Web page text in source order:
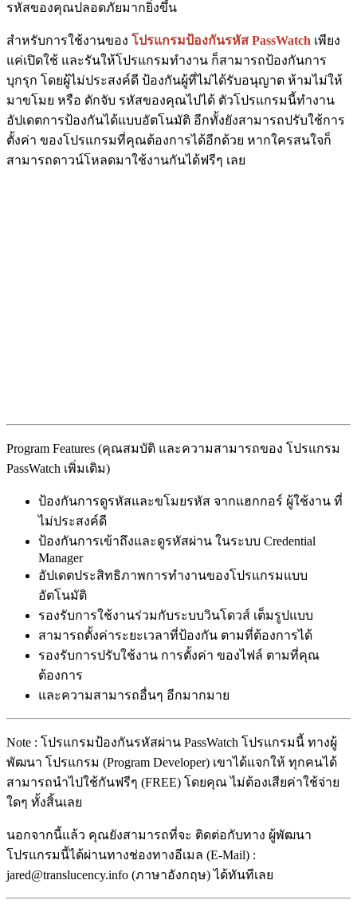
รหัสของคุณปลอดภัยมากยิ่งขึ้น
สำหรับการใช้งานของ โปรแกรมป้องกันรหัส PassWatch เพียง
แค่เปิดใช้ และรันให้โปรแกรมทำงาน ก็สามารถป้องกันการ
บุกรุก โดยผู้ไม่ประสงค์ดี ป้องกันผู้ที่ไม่ได้รับอนุญาต ห้ามไม่ให้
มาขโมย หรือ ดักจับ รหัสของคุณไปได้ ตัวโปรแกรมนี้ทำงาน
อัปเดตการป้องกันได้แบบอัตโนมัติ อีกทั้งยังสามารถปรับใช้การ
ตั้งค่า ของโปรแกรมที่คุณต้องการได้อีกด้วย หากใครสนใจก็
สามารถดาวน์โหลดมาใช้งานกันได้ฟรีๆ เลย
Program Features (คุณสมบัติ และความสามารถของ โปรแกรม
PassWatch เพิ่มเติม)
ป้องกันการดูรหัสและขโมยรหัส จากแฮกกอร์ ผู้ใช้งาน ที่
ไม่ประสงค์ดี
ป้องกันการเข้าถึงและดูรหัสผ่าน ในระบบ Credential
Manager
อัปเดตประสิทธิภาพการทำงานของโปรแกรมแบบ
อัตโนมัติ
รองรับการใช้งานร่วมกับระบบวินโดวส์ เต็มรูปแบบ
สามารถตั้งค่าระยะเวลาที่ป้องกัน ตามที่ต้องการได้
รองรับการปรับใช้งาน การตั้งค่า ของไฟล์ ตามที่คุณ
ต้องการ
และความสามารถอื่นๆ อีกมากมาย
Note : โปรแกรมป้องกันรหัสผ่าน PassWatch โปรแกรมนี้ ทางผู้
พัฒนา โปรแกรม (Program Developer) เขาได้แจกให้ ทุกคนได้
สามารถนำไปใช้กันฟรีๆ (FREE) โดยคุณ ไม่ต้องเสียค่าใช้จ่าย
ใดๆ ทั้งสิ้นเลย
นอกจากนี้แล้ว คุณยังสามารถที่จะ ติดต่อกับทาง ผู้พัฒนา
โปรแกรมนี้ได้ผ่านทางช่องทางอีเมล (E-Mail) :
jared@translucency.info (ภาษาอังกฤษ) ได้ทันทีเลย